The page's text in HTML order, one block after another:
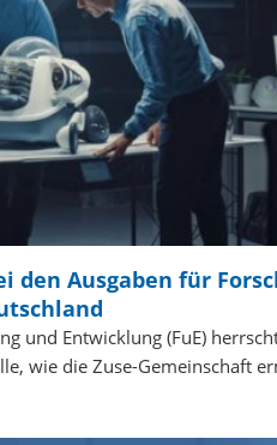
den Ausgaben für
und Entwicklung (FuE)
wie die Zuse-Gemeinschaft